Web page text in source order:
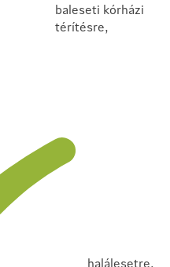
baleseti kórházi
térítésre,
halálesetre.